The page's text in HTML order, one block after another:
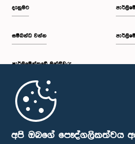
අපි ඔබගේ පෞද්ගලිකත්වය
දැනුමට
සම්බන්ධ වන්න
පාර්ලි‌මේන්තුවේ මන්ත්‍රීවරු
මුල් පිටුව
පාර්ලිමේන්තු ජංගම යෙදුම